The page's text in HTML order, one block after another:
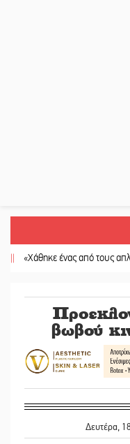
ένας από τους απλούς,
βωβού
Δευτέρα,